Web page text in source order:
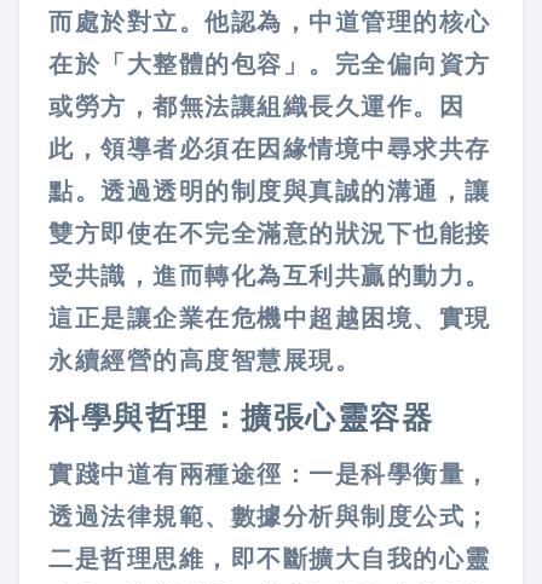
而處於對立。他認為，中道管理的核心
在於「大整體的包容」。完全偏向資方
或勞方，都無法讓組織長久運作。因
此，領導者必須在因緣情境中尋求共存
點。透過透明的制度與真誠的溝通，讓
雙方即使在不完全滿意的狀況下也能接
受共識，進而轉化為互利共贏的動力。
這正是讓企業在危機中超越困境、實現
永續經營的高度智慧展現。
科學與哲理：擴張心靈容器
實踐中道有兩種途徑：一是科學衡量，
透過法律規範、數據分析與制度公式；
二是哲理思維，即不斷擴大自我的心靈